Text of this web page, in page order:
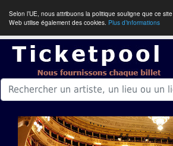
Selon l’UE, nous attribuons la politique souligne que ce site
Web utilise également des cookies. Plus d’informations